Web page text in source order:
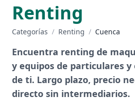
Renting
Categorías / Renting / Cuenca
Encuentra renting de
y equipos de particulares y
de ti. Largo plazo, precio
directo sin intermediarios.